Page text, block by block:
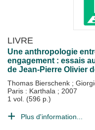
LIVRE
Une anthropologie
engagement : essais
de Jean-Pierre Olivier
Thomas Bierschenk ;
Paris : Karthala ; 2007
1 vol. (596 p.)
Plus d'information...